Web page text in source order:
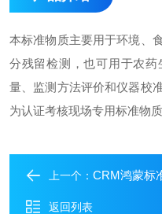
本标准物质主要用于环境、
分残留检测，也可用于农
量、监测方法评价和仪器校
为认证考核现场专用标准物质
上一个： CRM鸿蒙标
返回列表